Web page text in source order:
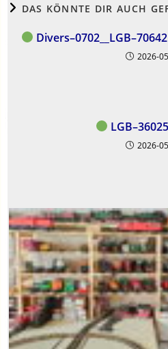
DAS KÖNNTE DIR AUCH
2026-
2026-